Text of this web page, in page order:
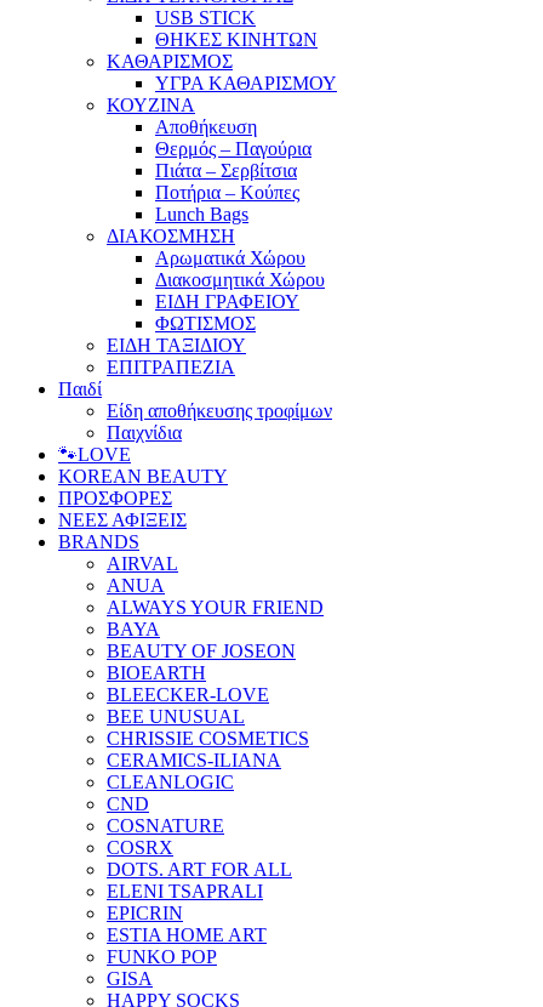
USB STICK
ΘΗΚΕΣ ΚΙΝΗΤΩΝ
ΚΑΘΑΡΙΣΜΟΣ
ΥΓΡΑ ΚΑΘΑΡΙΣΜΟΥ
ΚΟΥΖΙΝΑ
Αποθήκευση
Θερμός – Παγούρια
Πιάτα – Σερβίτσια
Ποτήρια – Κούπες
Lunch Bags
ΔΙΑΚΟΣΜΗΣΗ
Αρωματικά Χώρου
Διακοσμητικά Χώρου
ΕΙΔΗ ΓΡΑΦΕΙΟΥ
ΦΩΤΙΣΜΟΣ
ΕΙΔΗ ΤΑΞΙΔΙΟΥ
ΕΠΙΤΡΑΠΕΖΙΑ
Παιδί
Είδη αποθήκευσης τροφίμων
Παιχνίδια
🐾LOVE
KOREAN BEAUTY
ΠΡΟΣΦΟΡΕΣ
ΝΕΕΣ ΑΦΙΞΕΙΣ
BRANDS
AIRVAL
ANUA
ALWAYS YOUR FRIEND
BAYA
BEAUTY OF JOSEON
BIOEARTH
BLEECKER-LOVE
BEE UNUSUAL
CHRISSIE COSMETICS
CERAMICS-ILIANA
CLEANLOGIC
CND
COSNATURE
COSRX
DOTS. ART FOR ALL
ELENI TSAPRALI
EPICRIN
ESTIA HOME ART
FUNKO POP
GISA
HAPPY SOCKS